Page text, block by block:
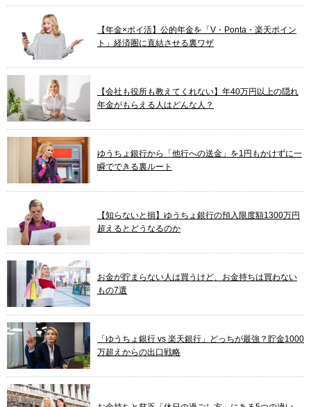
【年金×ポイ活】公的年金を「V・Ponta・楽天ポイン
ト」経済圏に直結させる裏ワザ
【会社も役所も教えてくれない】年40万円以上の隠れ
年金がもらえる人はどんな人？
ゆうちょ銀行から「他行への送金」を1円もかけずに一
瞬でできる裏ルート
【知らないと損】ゆうちょ銀行の預入限度額1300万円
超えるとどうなるのか
お金が貯まらない人は買うけど、お金持ちは買わない
もの7選
「ゆうちょ銀行 vs 楽天銀行」どっちが最強？貯金1000
万超えからの出口戦略